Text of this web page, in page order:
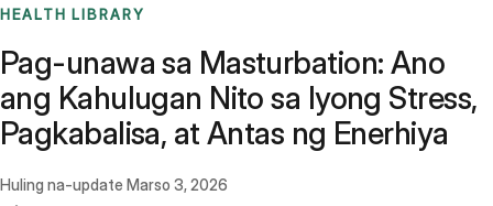
HEALTH LIBRARY
Pag-unawa sa Masturbation: Ano
ang Kahulugan Nito sa Iyong Stress,
Pagkabalisa, at Antas ng Enerhiya
Huling na-update Marso 3, 2026